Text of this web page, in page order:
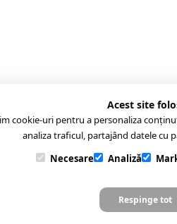
Acest site
cookie-uri pentru a personaliza
analiza traficul, partajând datele cu
Necesare
Analiză
Respinge tot